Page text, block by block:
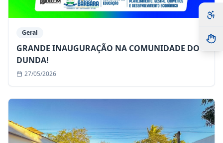
Geral
GRANDE INAUGURAÇÃO NA COMUNIDADE DO
DUNDA!
27/05/2026